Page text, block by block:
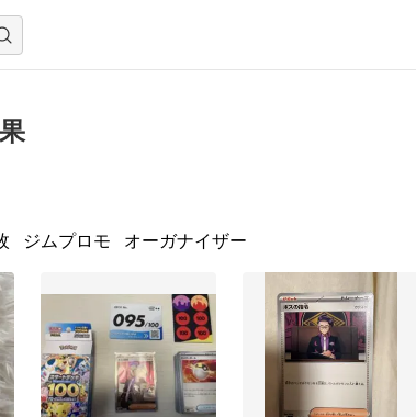
ジムプロモ オーガナイザー